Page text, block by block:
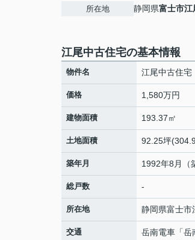
所在地 静岡県富士市江
江尾中古住宅の基本情報
物件名 江尾中古住宅
価格 1,580万円
建物面積 193.37㎡
土地面積 92.25坪
築年月 1992年8月（
総戸数 -
所在地 静岡県富士市
交通 岳南電車 「岳